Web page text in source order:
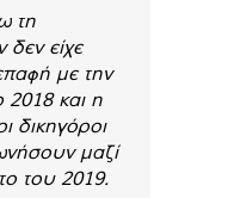
τη
είχε
με την
2018 και η
δικηγόροι
μαζί
του 2019.